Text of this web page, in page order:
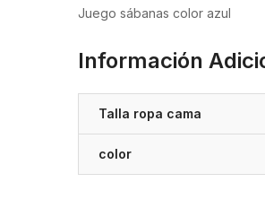
Juego sábanas color azul
Información
Talla ropa cama
color